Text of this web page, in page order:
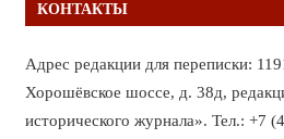
КОНТАКТЫ
Адрес редакции для переписки:
Хорошёвское шоссе, д. 38д,
исторического журнала». Тел.: +7